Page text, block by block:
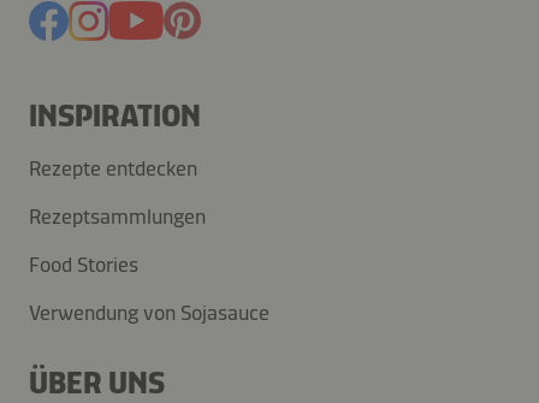
INSPIRATION
Rezepte entdecken
Rezeptsammlungen
Food Stories
Verwendung von Sojasauce
ÜBER UNS